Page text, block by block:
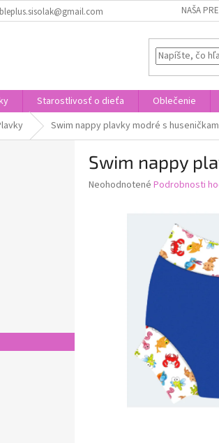
NAŠA
Starostlivosť o dieťa Oblečenie
Swim nappy plavky modré s
Swim nappy
Priemerné
Neohodnotené Podrobnosti